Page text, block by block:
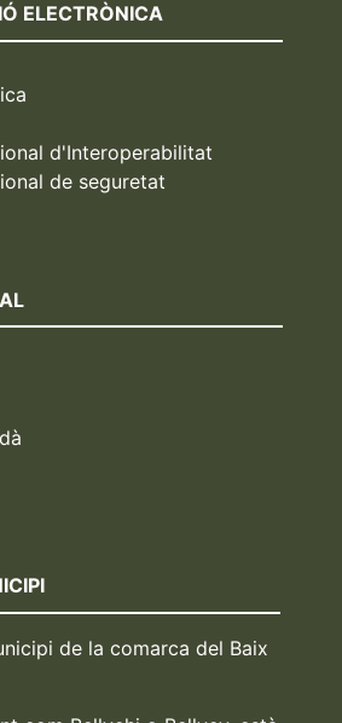
ELECTRÒNICA
d'Interoperabilitat
de seguretat
de la comarca del Baix